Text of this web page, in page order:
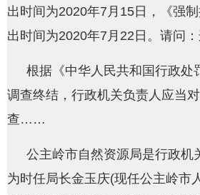
出时间为2020年7月15日，《强
出时间为2020年7月22日。请问
根据《中华人民共和国行政处
调查终结，行政机关负责人应当
查……
公主岭市自然资源局是行政机
为时任局长金玉庆(现任公主岭市